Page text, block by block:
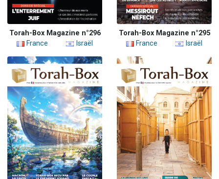
Torah-Box Magazine n°296
France
Israël
Torah-Box Magazine n°295
France
Israël